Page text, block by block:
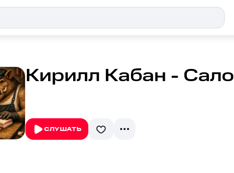
Кирилл Кабан - Сало
СЛУШАТЬ